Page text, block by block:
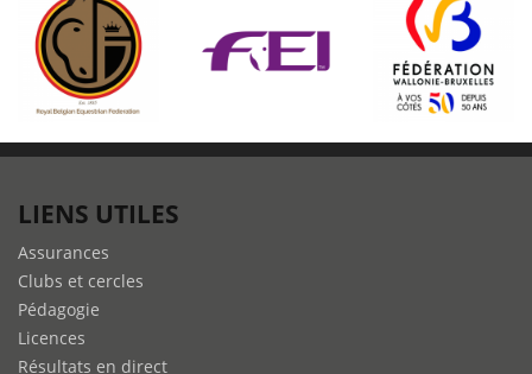
LIENS UTILES
Assurances
Clubs et cercles
Pédagogie
Licences
Résultats en direct